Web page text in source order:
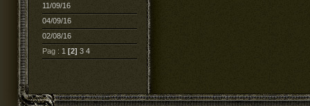
11/09/16
04/09/16
02/08/16
Pag : 1 [2] 3 4